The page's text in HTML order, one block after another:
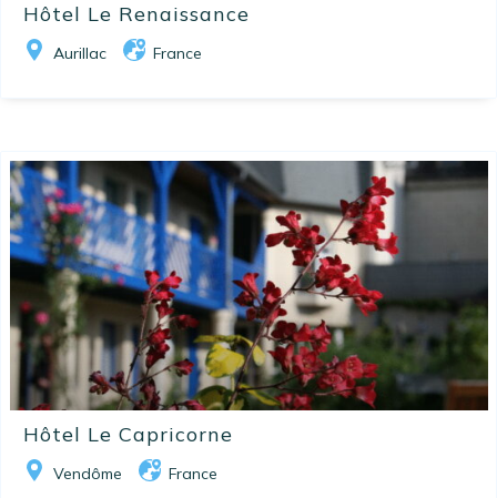
Hôtel Le Renaissance
Aurillac France
Hôtel Le Capricorne
Vendôme France